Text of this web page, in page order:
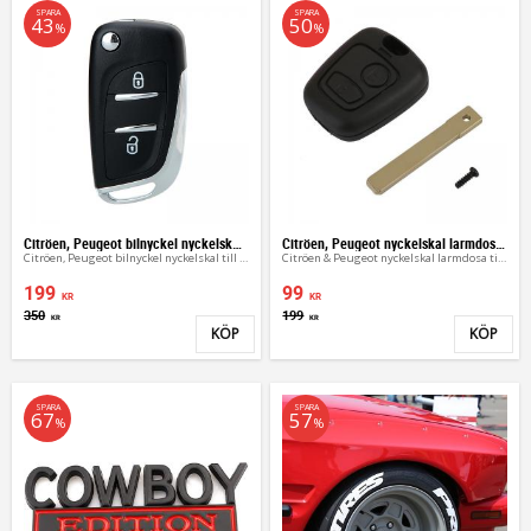
Citröen, Peugeot bilnyckel nyckelskal till C2 C3 C4
199 KR
350 KR
SPARA
43 %
Lägg till i favoriter
KÖP
Citröen & Peugeot nyckelskal larmdosa till bilen
99 KR
199 KR
SPARA
50%
KÖP
SPARA
67%
SPARA
57%